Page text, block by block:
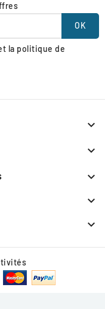
la politique de




